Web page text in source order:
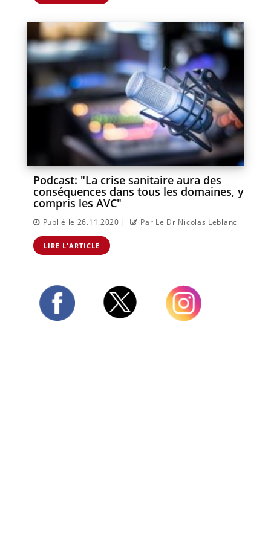
Podcast: "La crise sanitaire aura des
conséquences dans tous les domaines, y
compris les AVC"
Publié le 26.11.2020 | Par Le Dr Nicolas Leblanc
LIRE L'ARTICLE